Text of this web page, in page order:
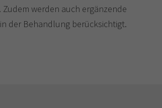
werden auch ergänzende
der Behandlung berücksichtigt.